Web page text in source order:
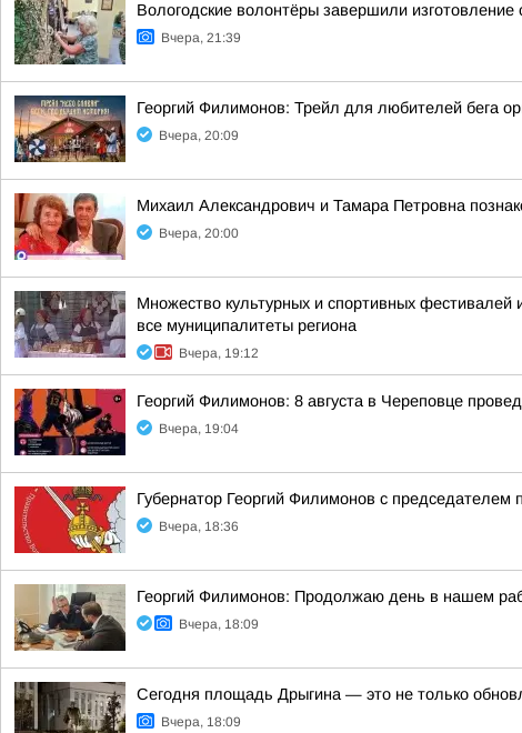
Вологодские волонтёры завершили изготовление
Вчера, 21:39
Георгий Филимонов: Трейл для любителей бега
Вчера, 20:09
Михаил Александрович и Тамара Петровна
Вчера, 20:00
Множество культурных и спортивных фестивалей
все муниципалитеты региона
Вчера, 19:12
Георгий Филимонов: 8 августа в Череповце
Вчера, 19:04
Губернатор Георгий Филимонов с
Вчера, 18:36
Георгий Филимонов: Продолжаю день в нашем
Вчера, 18:09
Сегодня площадь Дрыгина — это не только
Вчера, 18:09